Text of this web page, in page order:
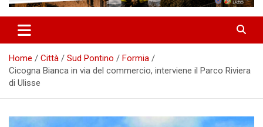
Home Città Sud Pontino
Formia
Cicogna Bianca in via del commercio, interviene il Parco Riviera
di Ulisse